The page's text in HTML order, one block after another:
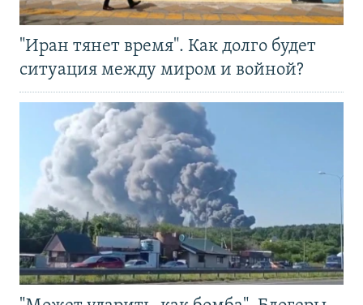
"Иран тянет время". Как долго будет
ситуация между миром и войной?